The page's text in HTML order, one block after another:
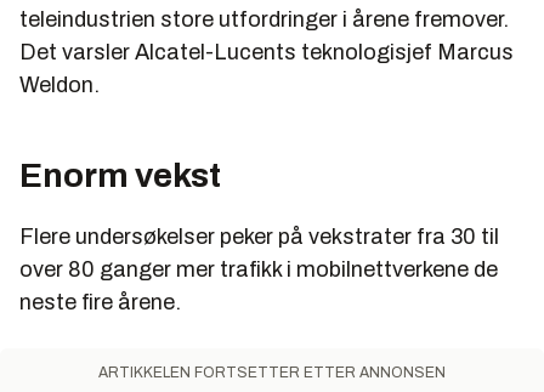
teleindustrien store utfordringer i årene fremover.
Det varsler Alcatel-Lucents teknologisjef Marcus
Weldon.
Enorm vekst
Flere undersøkelser peker på vekstrater fra 30 til
over 80 ganger mer trafikk i mobilnettverkene de
neste fire årene.
ARTIKKELEN FORTSETTER ETTER ANNONSEN